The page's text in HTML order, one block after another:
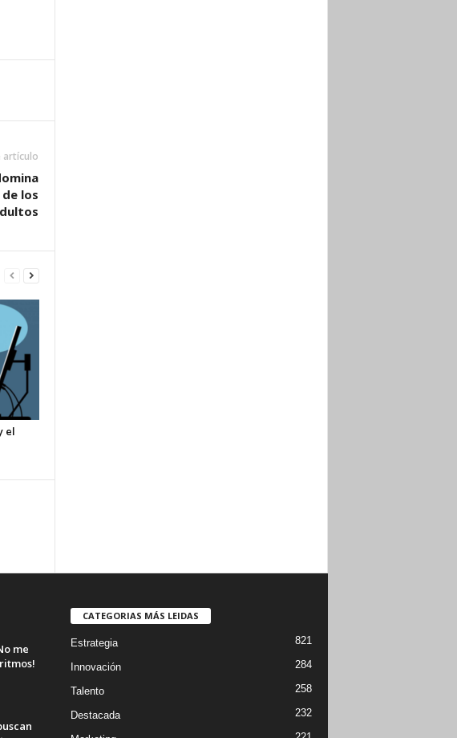
artículo
los
el
me
CATEGORIAS MÁS LEIDAS
Estrategia 821
Innovación 284
Talento 258
Destacada 232